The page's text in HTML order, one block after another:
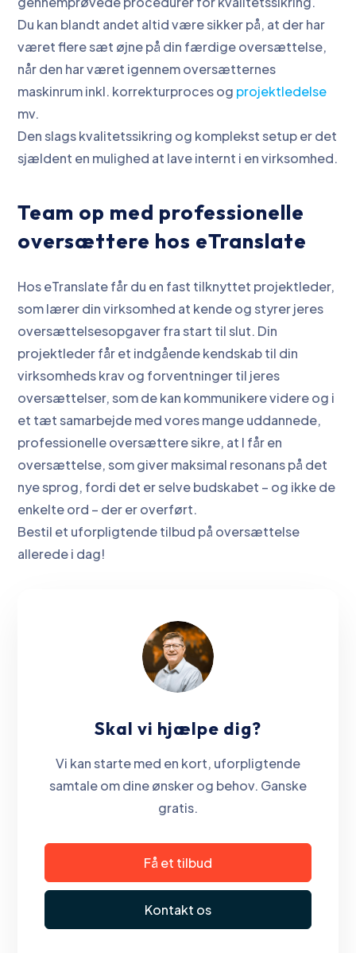
Du kan blandt andet altid være sikker på, at der har
været flere sæt øjne på din færdige oversættelse,
når den har været igennem oversætternes
maskinrum inkl. korrekturproces og projektledelse
mv.
Den slags kvalitetssikring og komplekst setup er det
sjældent en mulighed at lave internt i en virksomhed.
Team op med professionelle
oversættere hos eTranslate
Hos eTranslate får du en fast tilknyttet projektleder,
som lærer din virksomhed at kende og styrer jeres
oversættelsesopgaver fra start til slut. Din
projektleder får et indgående kendskab til din
virksomheds krav og forventninger til jeres
oversættelser, som de kan kommunikere videre og i
et tæt samarbejde med vores mange uddannede,
professionelle oversættere sikre, at I får en
oversættelse, som giver maksimal resonans på det
nye sprog, fordi det er selve budskabet – og ikke de
enkelte ord – der er overført.
Bestil et uforpligtende tilbud på oversættelse
allerede i dag!
Skal vi hjælpe dig?
Vi kan starte med en kort, uforpligtende
samtale om dine ønsker og behov. Ganske
gratis.
Få et tilbud
Kontakt os